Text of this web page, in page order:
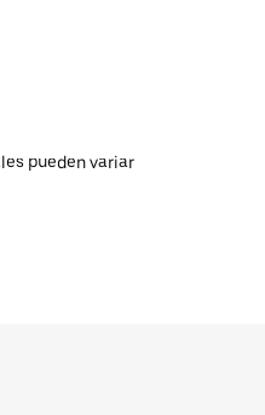
pueden variar